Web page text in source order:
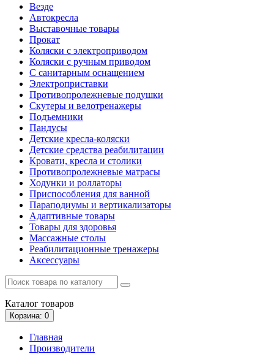
Везде
Автокресла
Выставочные товары
Прокат
Коляски с электроприводом
Коляски с ручным приводом
С санитарным оснащением
Электроприставки
Противопролежневые подушки
Скутеры и велотренажеры
Подъемники
Пандусы
Детские кресла-коляски
Детские средства реабилитации
Кровати, кресла и столики
Противопролежневые матрасы
Ходунки и роллаторы
Приспособления для ванной
Параподиумы и вертикализаторы
Адаптивные товары
Товары для здоровья
Массажные столы
Реабилитационные тренажеры
Аксессуары
Каталог товаров
Корзина: 0
Главная
Производители